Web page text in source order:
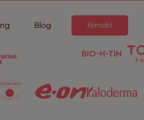
Blog Kontakt